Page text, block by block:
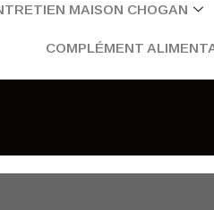
MAISON CHOGAN
COMPLÉMENT